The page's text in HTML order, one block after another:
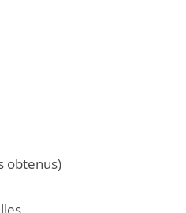
obtenus)